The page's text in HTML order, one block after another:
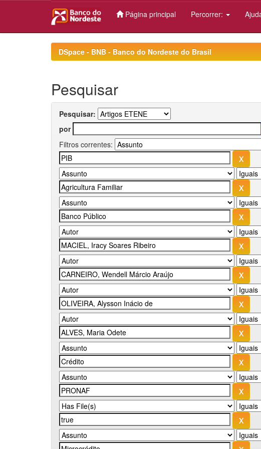
Página principal Percorrer:
DSpace - BNB - Banco do Nordeste do Brasil
Pesquisar
Pesquisar:
por
Filtros correntes: